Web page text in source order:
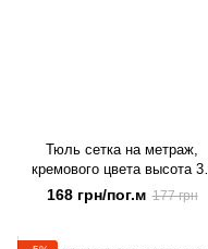
Тюль сетка на метраж,
кремового цвета высота
(Orkidze-2)
168 грн/пог.м 177 грн